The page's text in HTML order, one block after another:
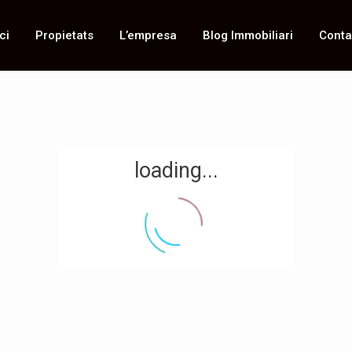
Propietats L’empresa Blog Immobiliari
loading...